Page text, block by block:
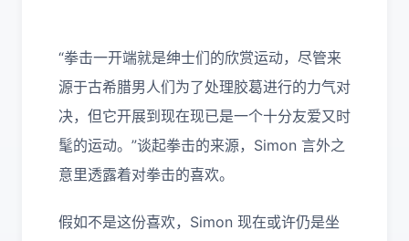
“拳击一开端就是绅士们的欣赏运动，尽管来
源于古希腊男人们为了处理胶葛进行的力气对
决，但它开展到现在现已是一个十分友爱又时
髦的运动。”谈起拳击的来源，Simon 言外之
意里透露着对拳击的喜欢。
假如不是这份喜欢，Simon 现在或许仍是坐